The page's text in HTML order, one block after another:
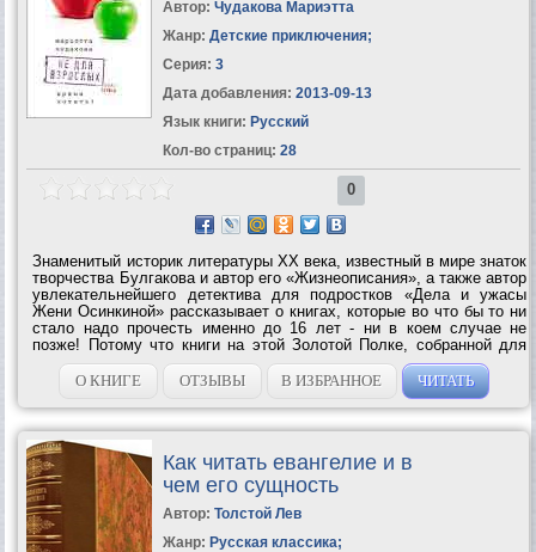
Автор: Чудакова Мариэтта
Жанр: Детские приключения;
Серия: 3
Дата добавления: 2013-09-13
Язык книги: Русский
Кол-во страниц: 28
0
Знаменитый историк литературы ХХ века, известный в мире знаток
творчества Булгакова и автор его «Жизнеописания», а также автор
увлекательнейшего детектива для подростков «Дела и ужасы
Жени Осинкиной» рассказывает о книгах, которые во что бы то ни
стало надо прочесть именно до 16 лет - ни в коем случае не
позже! Потому что книги на этой Золотой Полке, собранной для
вас Мариэттой Чудаковой, так хитро написаны, что если вы
опоздаете и...
О КНИГЕ ОТЗЫВЫ В ИЗБРАННОЕ ЧИТАТЬ
Как читать евангелие и в
чем его сущность
Автор: Толстой Лев
Жанр: Русская классика;